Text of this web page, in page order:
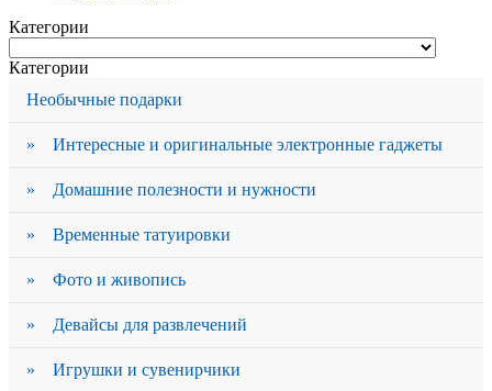
Категории
Категории
Необычные подарки
» Интересные и оригинальные электронные гаджеты
» Домашние полезности и нужности
» Временные татуировки
» Фото и живопись
» Девайсы для развлечений
» Игрушки и сувенирчики